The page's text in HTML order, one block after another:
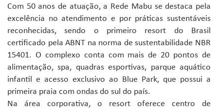
Com 50 anos de atuação, a Rede Mabu se destaca pela
excelência no atendimento e por práticas sustentáveis
reconhecidas, sendo o primeiro resort do Brasil
certificado pela ABNT na norma de sustentabilidade NBR
15401. O complexo conta com mais de 20 pontos de
alimentação, spa, quadras esportivas, parque aquático
infantil e acesso exclusivo ao Blue Park, que possui a
primeira praia com ondas do sul do país.
Na área corporativa, o resort oferece centro de